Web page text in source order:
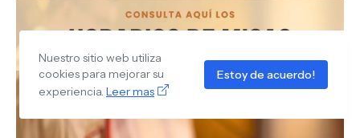
Nuestro sitio web utiliza
cookies para mejorar su
experiencia. Leer mas
Estoy de acuerdo!